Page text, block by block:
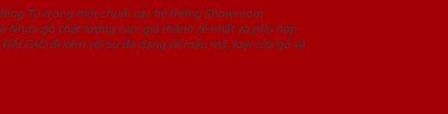
Tủ trong một chuỗi các hệ thống Showroom
Nhựa gỗ chất lượng cao, giá thành rẻ nhất và phù hợp
CAO đi kèm với sự đa dạng về mẫu mã, loại cửa gỗ và